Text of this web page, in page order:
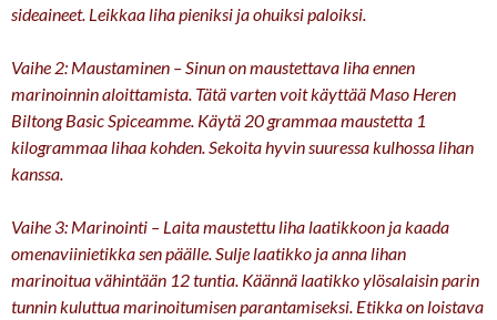
sideaineet. Leikkaa liha pieniksi ja ohuiksi paloiksi.
Vaihe 2: Maustaminen – Sinun on maustettava liha ennen
marinoinnin aloittamista. Tätä varten voit käyttää Maso Heren
Biltong Basic Spiceamme. Käytä 20 grammaa maustetta 1
kilogrammaa lihaa kohden. Sekoita hyvin suuressa kulhossa lihan
kanssa.
Vaihe 3: Marinointi – Laita maustettu liha laatikkoon ja kaada
omenaviinietikka sen päälle. Sulje laatikko ja anna lihan
marinoitua vähintään 12 tuntia. Käännä laatikko ylösalaisin parin
tunnin kuluttua marinoitumisen parantamiseksi. Etikka on loistava